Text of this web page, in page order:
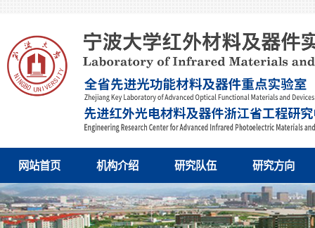
网站首页 机构介绍 研究队伍 研究方向